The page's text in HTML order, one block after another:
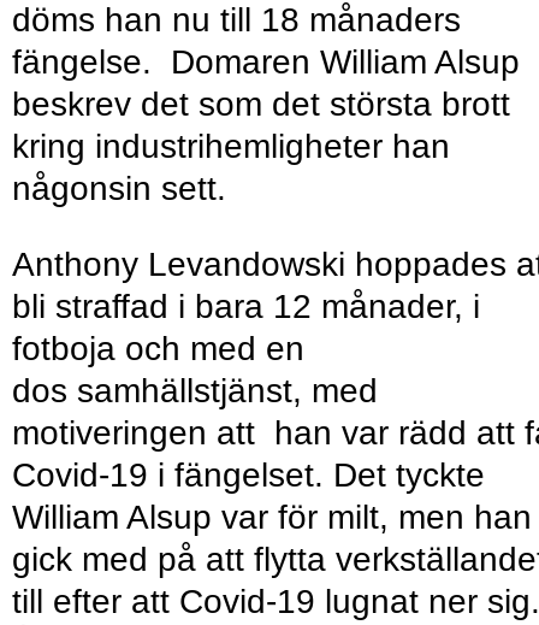
döms han nu till 18 månaders
fängelse. Domaren William Alsup
beskrev det som det största brott
kring industrihemligheter han
någonsin sett.
Anthony Levandowski hoppades
bli straffad i bara 12 månader, i
fotboja och med en
dos samhällstjänst, med
motiveringen att han var rädd att
Covid-19 i fängelset. Det tyckte
William Alsup var för milt, men han
gick med på att flytta
till efter att Covid-19 lugnat ner sig.